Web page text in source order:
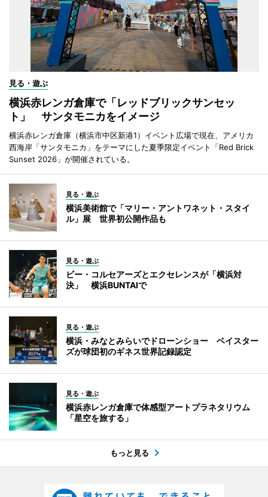
見る・遊ぶ
横浜赤レンガ倉庫で「レッドブリックサンセッ
ト」 サンタモニカをイメージ
横浜赤レンガ倉庫（横浜市中区新港1）イベント広場で現在、アメリカ
西海岸「サンタモニカ」をテーマにした夏季限定イベント「Red Brick
Sunset 2026」が開催されている。
見る・遊ぶ
横浜美術館で「マリー・アントワネット・スタイ
ル」展 世界初公開作品も
見る・遊ぶ
ビー・コルセアーズとエクセレンスが「横浜対
決」 横浜BUNTAIで
見る・遊ぶ
横浜・みなとみらいでドローンショー ベイスター
ズが球団初のギネス世界記録認定
見る・遊ぶ
横浜赤レンガ倉庫で体感型アートプラネタリウム
「星空を旅する」
もっと見る